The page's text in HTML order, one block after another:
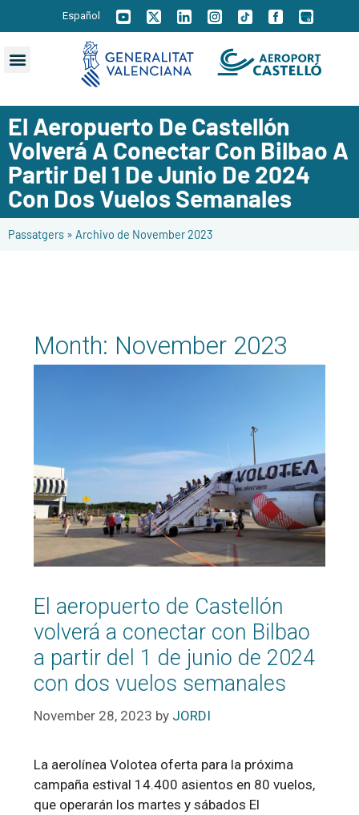
Español
El Aeropuerto De Castellón
Volverá A Conectar Con Bilbao A
Partir Del 1 De Junio De 2024
Con Dos Vuelos Semanales
Passatgers » Archivo de November 2023
Month: November 2023
El aeropuerto de Castellón
volverá a conectar con Bilbao
a partir del 1 de junio de 2024
con dos vuelos semanales
November 28, 2023 by JORDI
La aerolínea Volotea oferta para la próxima
campaña estival 14.400 asientos en 80 vuelos,
que operarán los martes y sábados El